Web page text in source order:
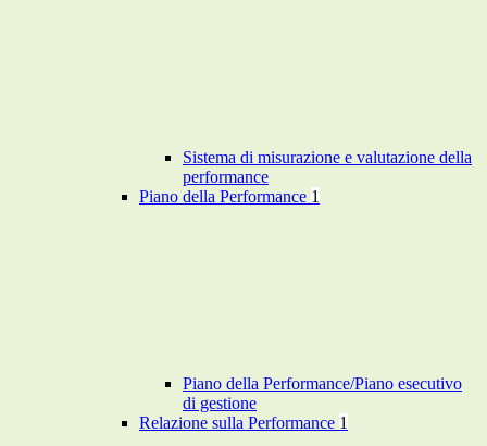
Sistema di misurazione e valutazione della
performance
Piano della Performance 1
Piano della Performance/Piano esecutivo
di gestione
Relazione sulla Performance 1